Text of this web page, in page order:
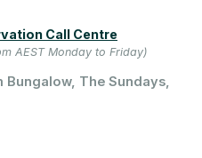
Call Centre
AEST Monday to Friday)
Bungalow, The Sundays,